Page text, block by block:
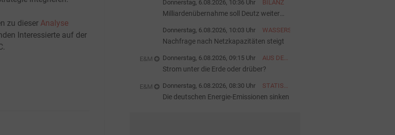
zu dieserAnalyse
Interessierte auf der
Donnerstag, 6.08.2026, 10:36 Uhr BILANZ
Milliardenübernahme soll Deutz weiter
Donnerstag, 6.08.2026, 10:03 Uhr WASSERSTOFF
Nachfrage nach Netzkapazitäten steigt
E&M Donnerstag, 6.08.2026, 09:15 Uhr
AUS DER
AKTUELLEN
AUSGABE
Strom unter die Erde oder drüber?
E&M Donnerstag, 6.08.2026, 08:30 Uhr
STATISTIK
DES
TAGES
Die deutschen Energie-Emissionen sinken